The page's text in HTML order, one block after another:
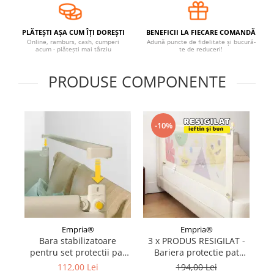
Covorase ortopedice senzoriale
Cuburi magnetice JollyHeap®
Rechizite scolare
Stikere decorative si covoare
Ingrijire adulti
Siguranta animale companie
Carduri Cadou
Propuneri Cadou
Produse Sub 50 Lei
PLĂTEȘTI AȘA CUM ÎȚI DOREȘTI
Online, ramburs, cash, cumperi
acum - plătești mai târziu
BENEFICII LA FIECARE COMANDĂ
Adună puncte de fidelitate și bucură-
te de reduceri!
PRODUSE COMPONENTE
Empria®
Bara stabilizatoare
pentru set protectii pat
BASIC Empria, stabilizator
112,00 Lei
-10%
Empria®
3 x PRODUS RESIGILAT -
Bariera protectie pat
Empria, model BASIC
194,00 Lei